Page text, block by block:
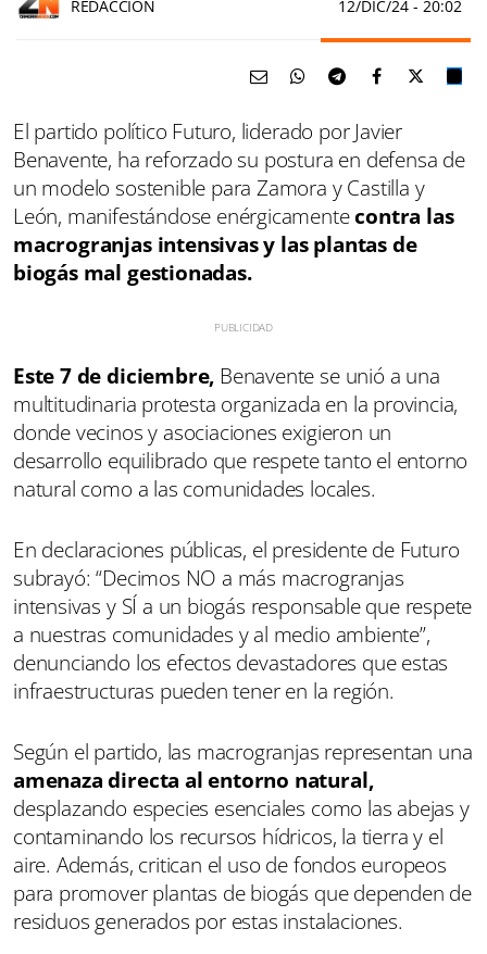
REDACCIÓN 12/DIC/24 - 20:02
El partido político Futuro, liderado por Javier
Benavente, ha reforzado su postura en defensa de
un modelo sostenible para Zamora y Castilla y
León, manifestándose enérgicamentecontra las
macrogranjas intensivas y las plantas de
biogás mal gestionadas.
Este 7 de diciembre, Benavente se unió a una
multitudinaria protesta organizada en la provincia,
donde vecinos y asociaciones exigieron un
desarrollo equilibrado que respete tanto el entorno
natural como a las comunidades locales.
En declaraciones públicas, el presidente de Futuro
subrayó: “Decimos NO a más macrogranjas
intensivas y SÍ a un biogás responsable que respete
a nuestras comunidades y al medio ambiente”,
denunciando los efectos devastadores que estas
infraestructuras pueden tener en la región.
Según el partido, las macrogranjas representan una
amenaza directa al entorno natural,
desplazando especies esenciales como las abejas y
contaminando los recursos hídricos, la tierra y el
aire. Además, critican el uso de fondos europeos
para promover plantas de biogás que dependen de
residuos generados por estas instalaciones.